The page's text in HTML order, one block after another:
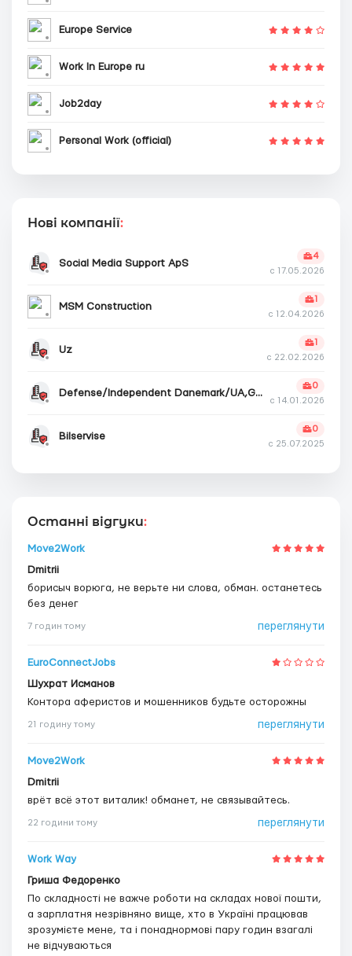
Europe Service
Work In Europe ru
Job2day
Personal Work (official)
Нові компанії:
Social Media Support ApS
4
с 17.05.2026
MSM Construction
1
с 12.04.2026
Uz
1
с 22.02.2026
Defense/Independent Danemark/UA,GMBH
0
с 14.01.2026
Bilservise
0
с 25.07.2025
Останні відгуки:
Move2Work
Dmitrii
борисыч ворюга, не верьте ни слова, обман. останетесь
без денег
7 годин тому переглянути
EuroConnectJobs
Шухрат Исманов
Контора аферистов и мошенников будьте осторожны
21 годину тому переглянути
Move2Work
Dmitrii
врёт всё этот виталик! обманет, не связывайтесь.
22 години тому переглянути
Work Way
Гриша Федоренко
По складності не важче роботи на складах нової пошти,
а зарплатня незрівняно вище, хто в Україні працював
зрозумієте мене, та і понаднормові пару годин взагалі
не відчуваються